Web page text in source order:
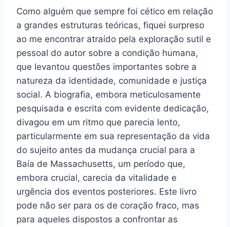
Como alguém que sempre foi cético em relação
a grandes estruturas teóricas, fiquei surpreso
ao me encontrar atraído pela exploração sutil e
pessoal do autor sobre a condição humana,
que levantou questões importantes sobre a
natureza da identidade, comunidade e justiça
social. A biografia, embora meticulosamente
pesquisada e escrita com evidente dedicação,
divagou em um ritmo que parecia lento,
particularmente em sua representação da vida
do sujeito antes da mudança crucial para a
Baía de Massachusetts, um período que,
embora crucial, carecia da vitalidade e
urgência dos eventos posteriores. Este livro
pode não ser para os de coração fraco, mas
para aqueles dispostos a confrontar as